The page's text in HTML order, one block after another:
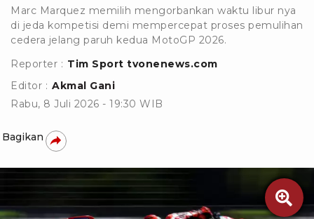
Marc Marquez memilih mengorbankan waktu libur nya
di jeda kompetisi demi mempercepat proses pemulihan
cedera jelang paruh kedua MotoGP 2026.
Reporter : Tim Sport tvonenews.com
Editor : Akmal Gani
Rabu, 8 Juli 2026 - 19:30 WIB
Bagikan
